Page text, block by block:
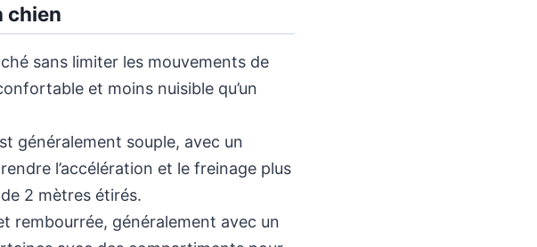
chien
sans limiter les mouvements de
et moins nuisible qu’un
généralement souple, avec un
l’accélération et le freinage plus
2 mètres étirés.
rembourrée, généralement avec un